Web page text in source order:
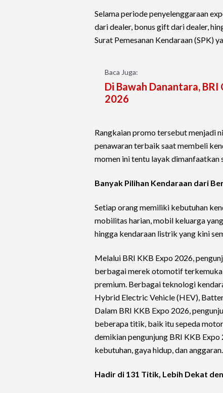
Selama periode penyelenggaraan
dari dealer, bonus gift dari dealer,
Surat Pemesanan Kendaraan (SPK)
Baca Juga:
Di Bawah Danantara,
2026
Rangkaian promo tersebut menjadi
penawaran terbaik saat membeli
momen ini tentu layak dimanfaatkan
Banyak Pilihan Kendaraan dari
Setiap orang memiliki kebutuhan
mobilitas harian, mobil keluarga
hingga kendaraan listrik yang kini
Melalui BRI KKB Expo 2026,
berbagai merek otomotif terkemuka
premium. Berbagai teknologi
Hybrid Electric Vehicle (HEV),
Dalam BRI KKB Expo 2026,
beberapa titik, baik itu sepeda
demikian pengunjung BRI KKB
kebutuhan, gaya hidup, dan anggaran.
Hadir di 131 Titik, Lebih Dekat